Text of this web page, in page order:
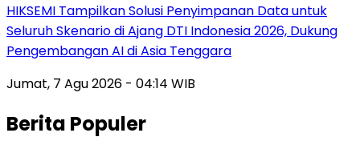
HIKSEMI Tampilkan Solusi Penyimpanan Data untuk
Seluruh Skenario di Ajang DTI Indonesia 2026, Dukung
Pengembangan AI di Asia Tenggara
Jumat, 7 Agu 2026 - 04:14 WIB
Berita Populer